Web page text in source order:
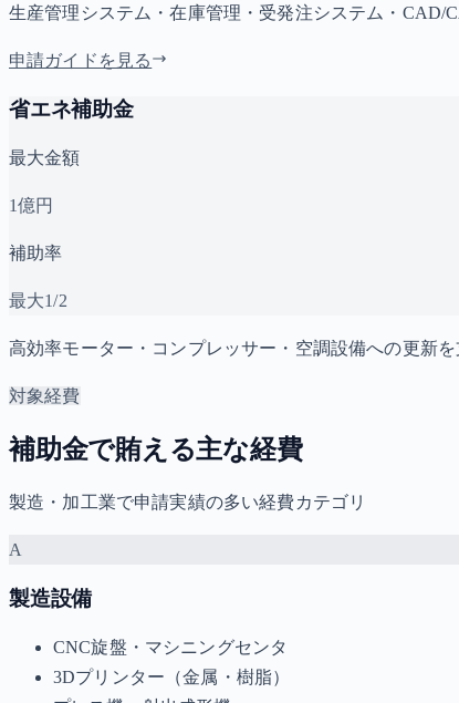
生産管理システム・在庫管理・受発注システム・CAD/
申請ガイドを見る
省エネ補助金
最大金額
1億円
補助率
最大1/2
高効率モーター・コンプレッサー・空調設備への更新
対象経費
補助金で賄える主な経費
製造・加工業で申請実績の多い経費カテゴリ
A
製造設備
CNC旋盤・マシニングセンタ
3Dプリンター（金属・樹脂）